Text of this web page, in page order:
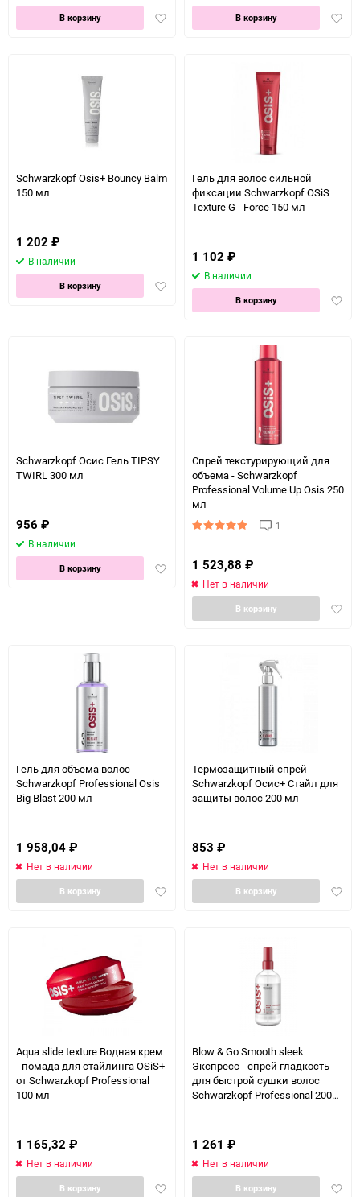
Добавить
В корзину В корзину
Schwarzkopf Osis+ Bouncy Balm
150 мл
1 202 ₽
В наличии
Добавить
избранное
В корзину
Гель для волос сильной
фиксации Schwarzkopf OSiS
Texture G - Force 150 мл
1 102 ₽
В наличии
В корзину
Schwarzkopf Осис Гель TIPSY
TWIRL 300 мл
956 ₽
В наличии
Добавить
избранное
В корзину
Спрей текстурирующий для
объема - Schwarzkopf
Professional Volume Up Osis 250
мл
1
1 523,88 ₽
Нет в наличии
В корзину
Гель для объема волос -
Schwarzkopf Professional Osis
Big Blast 200 мл
1 958,04 ₽
Нет в наличии
Добавить
В корзину
Термозащитный спрей
Schwarzkopf Осис+ Стайл для
защиты волос 200 мл
853 ₽
Нет в наличии
В корзину
Aqua slide texture Водная крем
- помада для стайлинга OSiS+
от Schwarzkopf Professional
100 мл
1 165,32 ₽
Нет в наличии
Добавить
В корзину
Blow & Go Smooth sleek
Экспресс - спрей гладкость
для быстрой сушки волос
Schwarzkopf Professional 200
1 261 ₽
Нет в наличии
В корзину